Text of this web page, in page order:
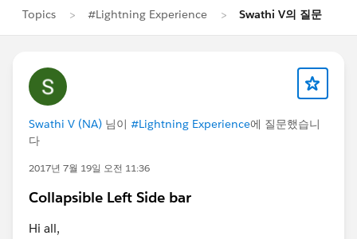
Topics #Lightning Experience Swathi V의 질문
Swathi V (NA) 님이 #Lightning Experience에 질문했습니
다
2017년 7월 19일 오전 11:36
Collapsible Left Side bar
Hi all,